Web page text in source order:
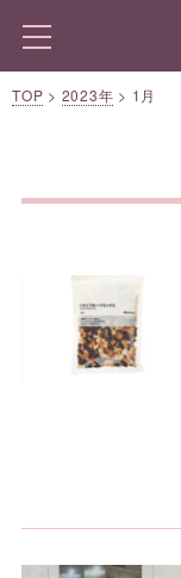
TOP > 2023年 > 1月